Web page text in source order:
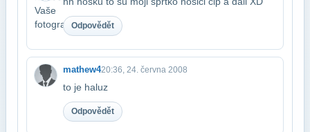
Odpovědět
mathew420:36, 24. června 2008
to je haluz
Odpovědět